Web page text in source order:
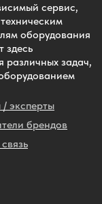
сервис,
оборудования
здесь
различных задач,
эксперты
брендов